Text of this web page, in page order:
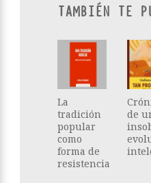
TAMBIÉN TE
La
tradición
popular
como
forma de
resistencia
de